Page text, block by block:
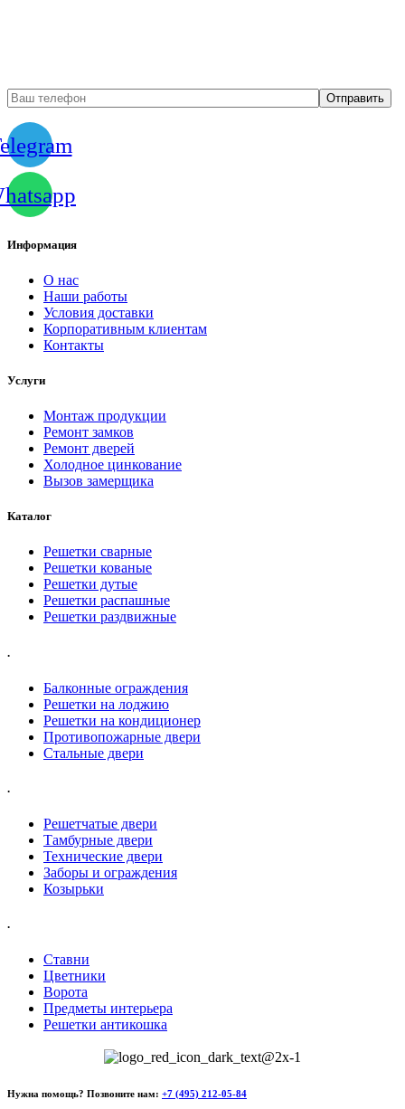
Информация
О нас
Наши работы
Условия доставки
Корпоративным клиентам
Контакты
Услуги
Монтаж продукции
Ремонт замков
Ремонт дверей
Холодное цинкование
Вызов замерщика
Каталог
Решетки сварные
Решетки кованые
Решетки дутые
Решетки распашные
Решетки раздвижные
.
Балконные ограждения
Решетки на лоджию
Решетки на кондиционер
Противопожарные двери
Стальные двери
.
Решетчатые двери
Тамбурные двери
Технические двери
Заборы и ограждения
Козырьки
.
Ставни
Цветники
Ворота
Предметы интерьера
Решетки антикошка
Нужна помощь? Позвоните нам: +7 (495) 212-05-84